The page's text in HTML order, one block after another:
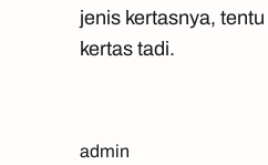
jenis kertasnya,
kertas tadi.
admin